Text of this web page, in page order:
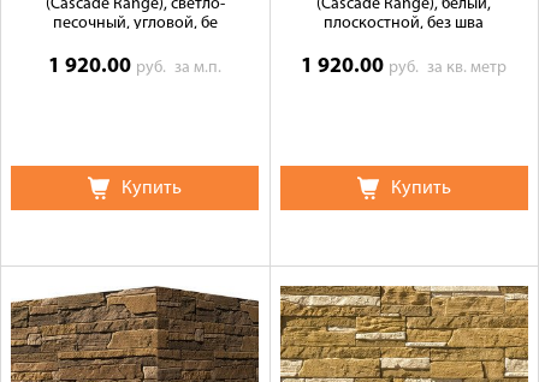
(Cascade Range), светло-
песочный, угловой, бе
1 920.00 руб.за м.п.
Купить
(Cascade Range), белый,
плоскостной, без шва
1 920.00 руб.за кв. метр
Купить